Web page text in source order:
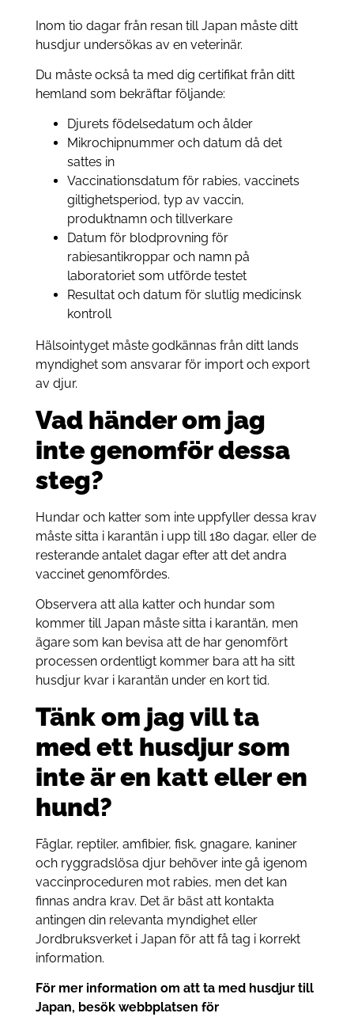
Inom tio dagar från resan till Japan måste ditt
husdjur undersökas av en veterinär.
Du måste också ta med dig certifikat från ditt
hemland som bekräftar följande:
Djurets födelsedatum och ålder
Mikrochipnummer och datum då det
sattes in
Vaccinationsdatum för rabies, vaccinets
giltighetsperiod, typ av vaccin,
produktnamn och tillverkare
Datum för blodprovning för
rabiesantikroppar och namn på
laboratoriet som utförde testet
Resultat och datum för slutlig medicinsk
kontroll
Hälsointyget måste godkännas från ditt lands
myndighet som ansvarar för import och export
av djur.
Vad händer om jag
inte genomför dessa
steg?
Hundar och katter som inte uppfyller dessa krav
måste sitta i karantän i upp till 180 dagar, eller de
resterande antalet dagar efter att det andra
vaccinet genomfördes.
Observera att alla katter och hundar som
kommer till Japan måste sitta i karantän, men
ägare som kan bevisa att de har genomfört
processen ordentligt kommer bara att ha sitt
husdjur kvar i karantän under en kort tid.
Tänk om jag vill ta
med ett husdjur som
inte är en katt eller en
hund?
Fåglar, reptiler, amfibier, fisk, gnagare, kaniner
och ryggradslösa djur behöver inte gå igenom
vaccinproceduren mot rabies, men det kan
finnas andra krav. Det är bäst att kontakta
antingen din relevanta myndighet eller
Jordbruksverket i Japan för att få tag i korrekt
information.
För mer information om att ta med husdjur till
Japan, besök webbplatsen för